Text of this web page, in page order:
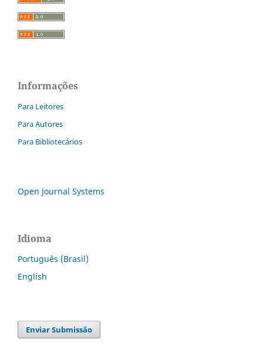
Informações
Para Leitores
Para Autores
Para Bibliotecários
Open Journal Systems
Idioma
Português (Brasil)
English
Enviar Submissão